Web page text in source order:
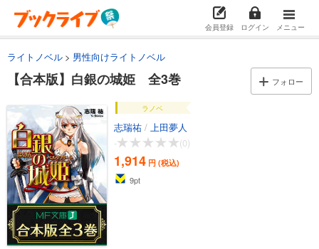
会員登録 ログイン メニュー
ライトノベル 男性向けライトノベル
【合本版】白銀の城姫 全3巻 フォロー
ラノベ
志瑞祐 / 上田夢人
-
(0)
1,914 円 (税込)
9pt